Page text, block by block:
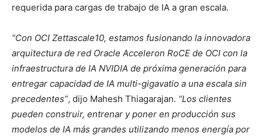
requerida para cargas de trabajo de IA a gran escala.
“Con OCI Zettascale10, estamos fusionando la innovadora
arquitectura de red Oracle Acceleron RoCE de OCI con la
infraestructura de IA NVIDIA de próxima generación para
entregar capacidad de IA multi-gigavatio a una escala sin
precedentes”, dijo Mahesh Thiagarajan. “Los clientes
pueden construir, entrenar y poner en producción sus
modelos de IA más grandes utilizando menos energía por